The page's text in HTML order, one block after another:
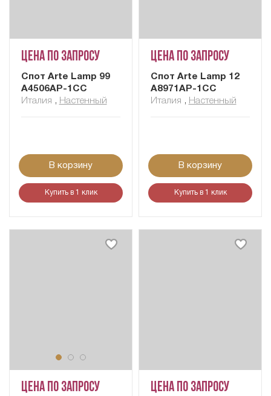
Цена по запросу
Cпот Arte Lamp 99
A4506AP-1CC
Италия , Настенный
В корзину
Купить в 1 клик
Цена по запросу
Cпот Arte Lamp 12
A8971AP-1CC
Италия , Настенный
В корзину
Купить в 1 клик
Цена по запросу Цена по запросу